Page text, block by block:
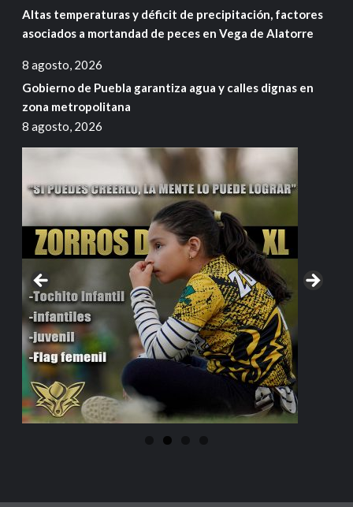
Altas temperaturas y déficit de precipitación, factores
asociados a mortandad de peces en Vega de Alatorre
8 agosto, 2026
Gobierno de Puebla garantiza agua y calles dignas en
zona metropolitana
8 agosto, 2026